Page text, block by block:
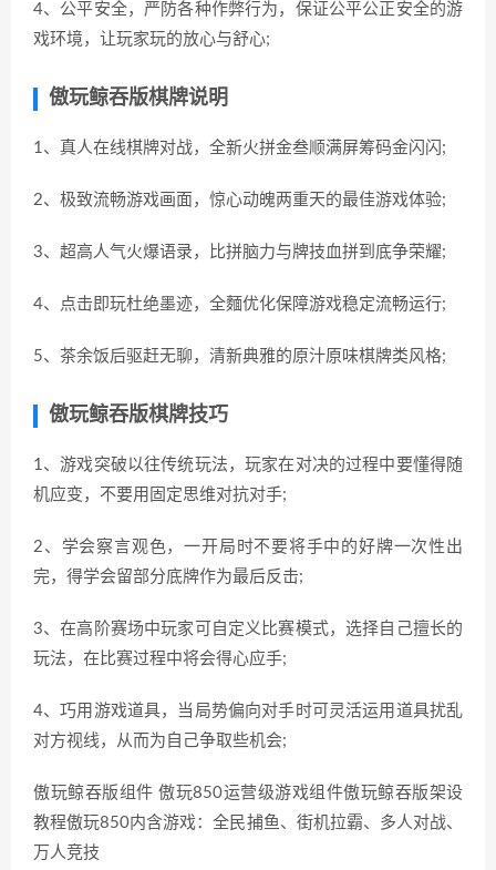
4、公平安全，严防各种作弊行为，保证公平公正安全的游
戏环境，让玩家玩的放心与舒心;
傲玩鲸吞版棋牌说明
1、真人在线棋牌对战，全新火拼金叁顺满屏筹码金闪闪;
2、极致流畅游戏画面，惊心动魄两重天的最佳游戏体验;
3、超高人气火爆语录，比拼脑力与牌技血拼到底争荣耀;
4、点击即玩杜绝墨迹，全麵优化保障游戏稳定流畅运行;
5、茶余饭后驱赶无聊，清新典雅的原汁原味棋牌类风格;
傲玩鲸吞版棋牌技巧
1、游戏突破以往传统玩法，玩家在对决的过程中要懂得随
机应变，不要用固定思维对抗对手;
2、学会察言观色，一开局时不要将手中的好牌一次性出
完，得学会留部分底牌作为最后反击;
3、在高阶赛场中玩家可自定义比赛模式，选择自己擅长的
玩法，在比赛过程中将会得心应手;
4、巧用游戏道具，当局势偏向对手时可灵活运用道具扰乱
对方视线，从而为自己争取些机会;
傲玩鲸吞版组件 傲玩850运营级游戏组件傲玩鲸吞版架设
教程傲玩850内含游戏：全民捕鱼、街机拉霸、多人对战、
万人竞技